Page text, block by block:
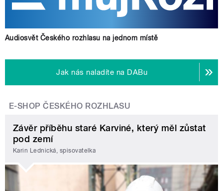
Audiosvět Českého rozhlasu na jednom místě
Jak nás naladíte na DABu
E-SHOP ČESKÉHO ROZHLASU
Závěr příběhu staré Karviné, který měl zůstat
pod zemí
Karin Lednická, spisovatelka